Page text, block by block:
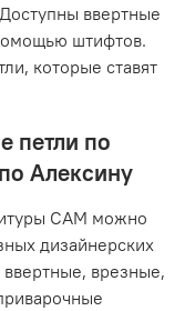
ввертные
штифтов.
которые ставят
петли по
Алексину
САМ можно
дизайнерских
врезные,